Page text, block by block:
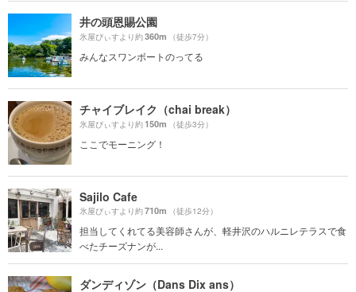
井の頭恩賜公園
氷屋ぴぃすより約360m （徒歩7分）
みんなスワンボートのってる
チャイブレイク（chai break）
氷屋ぴぃすより約150m （徒歩3分）
ここでモーニング！
Sajilo Cafe
氷屋ぴぃすより約710m （徒歩12分）
担当してくれてる美容師さんが、軽井沢のハルニレテラスで食
べたチーズナンが...
ダンディゾン（Dans Dix ans）